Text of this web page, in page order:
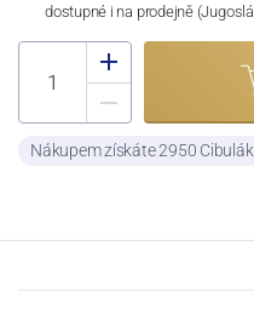
dostupné i na prodejně
Nákupem získáte 2950